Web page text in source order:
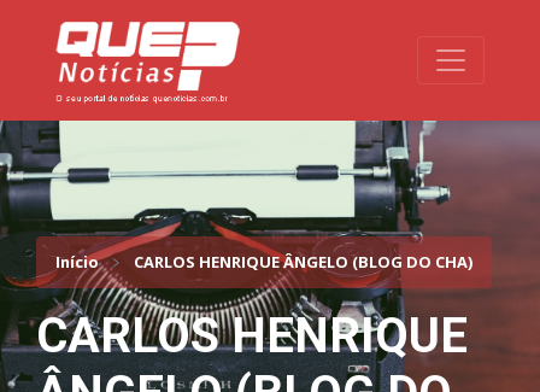
Toggle
Início CARLOS HENRIQUE ÂNGELO (BLOG DO CHA)
CARLOS HENRIQUE